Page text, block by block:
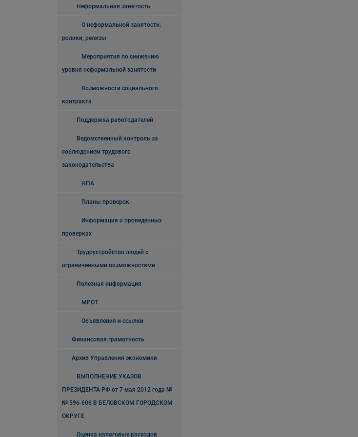
Неформальная занятость
О неформальной занятости:
ролики, релизы
Мероприятия по снижению
уровня неформальной занятости
Возможности социального
контракта
Поддержка работодателей
Ведомственный контроль за
соблюдением трудового
законодательства
НПА
Планы проверок
Информация о проведенных
проверках
Трудоустройство людей с
ограниченными возможностями
Полезная информация
МРОТ
Объявления и ссылки
Финансовая грамотность
Архив Управления экономики
ВЫПОЛНЕНИЕ УКАЗОВ
ПРЕЗИДЕНТА РФ от 7 мая 2012 года №
№ 596-606 В БЕЛОВСКОМ ГОРОДСКОМ
ОКРУГЕ
Оценка налоговых расходов